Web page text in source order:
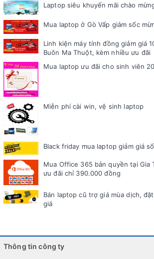
Laptop siêu khuyến mãi chào
Mua laptop ở Gò Vấp giảm sốc
Linh kiện máy tính đồng giảm giá
Buôn Ma Thuột, kèm nhiều ưu đãi
Mua laptop ưu đãi cho sinh viên
Miễn phí cài win, vệ sinh laptop
Black friday mua laptop giảm giá
Mua Office 365 bản quyền tại Gia
ưu đãi chỉ 390.000 đồng
Bán laptop cũ trợ giá mùa dịch,
giá
Thông tin công ty